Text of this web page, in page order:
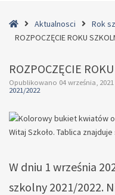
HomeAktualnosci
Rok
ROZPOCZĘCIE ROKU
ROZPOCZĘCIE
Opublikowano 04 września, 2021
2021/2022
W dniu 1 września
szkolny 2021/2022.